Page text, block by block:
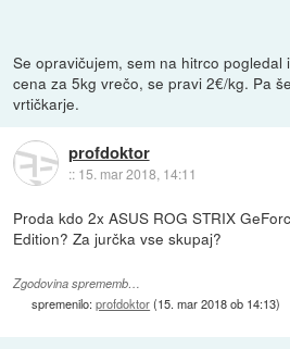
Se opravičujem, sem na hitrco pogledal
cena za 5kg vrečo, se pravi 2€/kg. Pa
vrtičkarje.
profdoktor
:: 15. mar 2018, 14:11
Proda kdo 2x ASUS ROG STRIX
Edition? Za jurčka vse skupaj?
Zgodovina sprememb…
spremenilo:profdoktor(15. mar 2018 ob 14:13)